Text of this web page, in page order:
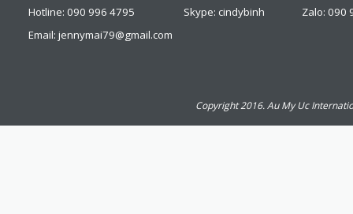
Hotline: 090 996 4795
Skype: cindybinh
Zalo: 090
Email: jennymai79@gmail.com
Copyright 2016. Au My Uc